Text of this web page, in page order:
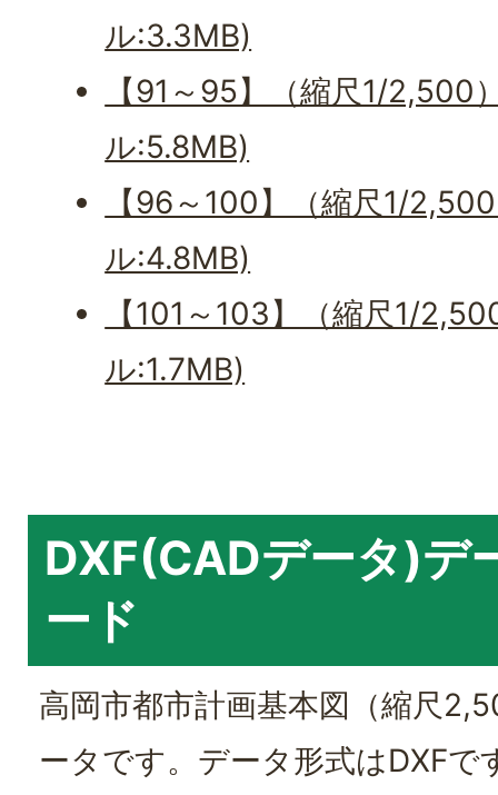
ル:3.3MB)
【91～95】（縮尺1/2,500
ル:5.8MB)
【96～100】（縮尺1/
ル:4.8MB)
【101～103】（縮尺1/
ル:1.7MB)
DXF(CADデータ)デ
ード
高岡市都市計画基本図（縮尺
ータです。データ形式はDXFで